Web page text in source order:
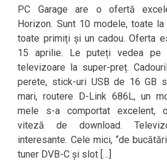
PC Garage are o ofertă
Horizon. Sunt 10 modele, toate
toate primiți și un cadou. Oferta
15 aprilie. Le puteți vedea pe
televizoare la super-preț.
perete, stick-uri USB de 16 GB
mari, routere D-Link 686L, un
mele s-a comportat excelent,
viteză de download.
interesante. Cele mici, “de
tuner DVB-C și slot […]